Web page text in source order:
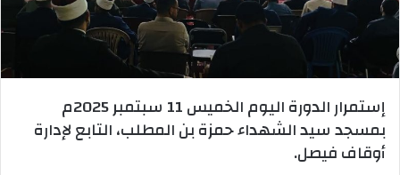
إستمرار الدورة اليوم الخميس 11 سبتمبر 2025م
بمسجد سيد الشهداء حمزة بن المطلب، التابع لإدارة
أوقاف فيصل.